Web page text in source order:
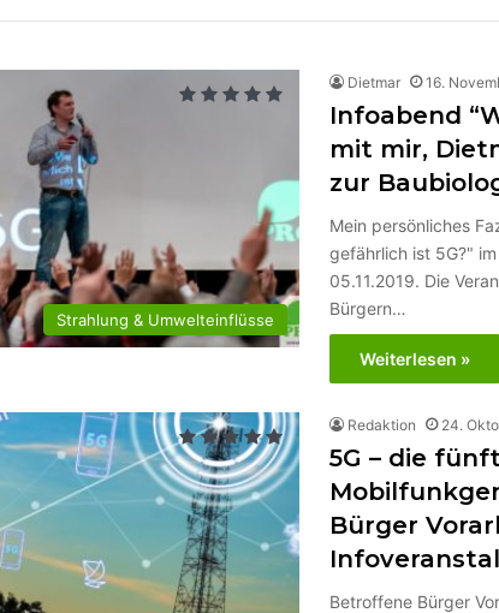
Strahlung & Umwelteinflüsse
Dietmar 16.
Infoabend
mit mir,
zur
Mein persönliches
gefährlich ist 5G?"
05.11.2019. Die
Bürgern…
Weiterlesen »
Redaktion 24.
5G – die
Bürger
Betroffene Bürger